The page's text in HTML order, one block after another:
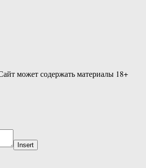
может содержать материалы 18+
Insert